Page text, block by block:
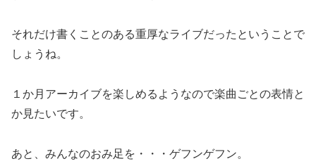
それだけ書くことのある重厚なライブだったということで
しょうね。
１か月アーカイブを楽しめるようなので楽曲ごとの表情と
か見たいです。
あと、みんなのおみ足を・・・ゲフンゲフン。